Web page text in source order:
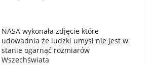
NASA wykonała zdjęcie które
udowadnia że ludzki umysł nie jest w
stanie ogarnąć rozmiarów
Wszechświata